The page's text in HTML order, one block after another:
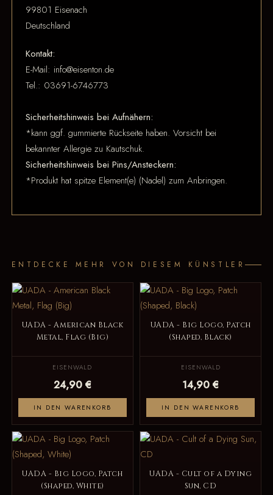
99801 Eisenach
Deutschland
Kontakt:
E-Mail: info@eisenton.de
Tel.: 03691-6746773
Sicherheitshinweis bei Aufnähern:
*kann ggf. gummierte Rückseite haben. Vorsicht bei
bekannter Allergie zu Kautschuk.
Sicherheitshinweis bei Pins/Ansteckern:
*Produkt hat spitze Element(e) (Nadel) zum Anbringen.
ENTDECKE MEHR VON DIESEM KÜNSTLER
UADA - American Black
Metal, Flag (Big)
EISENWALD
24,90 €
IN DEN WARENKORB
UADA - Big Logo, Patch
(Shaped, Black)
EISENWALD
14,90 €
IN DEN WARENKORB
UADA - Big Logo, Patch
(Shaped, White)
UADA - Cult of a Dying
Sun, CD